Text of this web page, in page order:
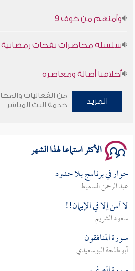
وأمنهم من خوف 9
سلسلة محاضرات نفحات رمضانية 1444هـ
أخلاقنا أصالة ومعاصرة
وأمنهم من خوف 9
المزيد
من الفعاليات
خدمة البث المباشر
الأكثر استماعا لهذا الشهر
حوار في برنامج بلا حدود
عبد الرحمن السميط
لا أمن إلا في الإيمان!!
سعود الشريم
سورة المنافقون
أبوطلحة البوسعيدي